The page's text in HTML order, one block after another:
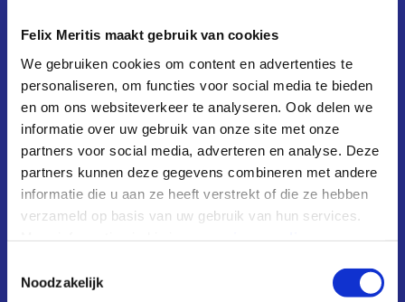
Felix Meritis maakt gebruik van cookies
We gebruiken cookies om content en advertenties te
personaliseren, om functies voor social media te bieden
en om ons websiteverkeer te analyseren. Ook delen we
informatie over uw gebruik van onze site met onze
partners voor social media, adverteren en analyse. Deze
partners kunnen deze gegevens combineren met andere
informatie die u aan ze heeft verstrekt of die ze hebben
verzameld op basis van uw gebruik van hun services.
Noodzakelijk
over hun vakgebied, een heimelijke hobby, of
hun ongezouten mening over een publieke
zaak. Het college is online en duurt twintig
minuten, daarna kun je napraten met elkaar
en de spreker. Na een uur sluiten we af,
zowel geestelijk als lichamelijk gevoed.
18:15 uur virtuele deuren open
18:30 uur start college